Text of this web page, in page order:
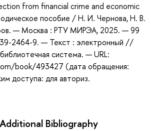
from financial crime and economic
пособие / Н. И. Чернова, Н. В.
— Москва : РТУ МИРЭА, 2025. — 99
2464-9. — Текст : электронный //
система. — URL:
book/493427 (дата обращения:
доступа: для авториз.
Bibliography